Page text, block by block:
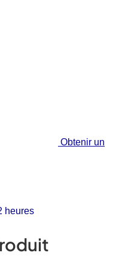
Obtenir un
heures